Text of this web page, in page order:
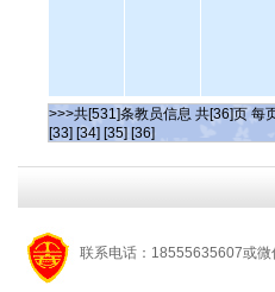
>>>共[531]条教员信息 共[36]页 每
[33] [34] [35] [36]
联系电话：18555635607或